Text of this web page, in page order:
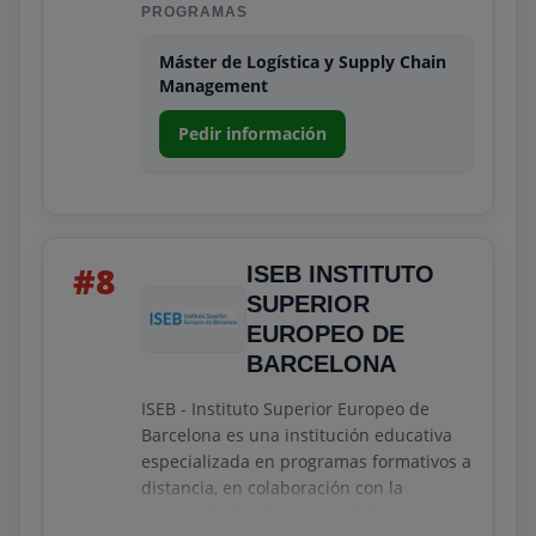
Nuestra misión es formar. Nuestro
PROGRAMAS
Máster de Logística y Supply Chain
Management
Pedir información
#8
ISEB INSTITUTO
SUPERIOR
EUROPEO DE
BARCELONA
ISEB - Instituto Superior Europeo de
Barcelona es una institución educativa
especializada en programas formativos a
distancia, en colaboración con la